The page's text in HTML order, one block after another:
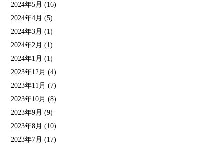
2024年5月 (16)
2024年4月 (5)
2024年3月 (1)
2024年2月 (1)
2024年1月 (1)
2023年12月 (4)
2023年11月 (7)
2023年10月 (8)
2023年9月 (9)
2023年8月 (10)
2023年7月 (17)